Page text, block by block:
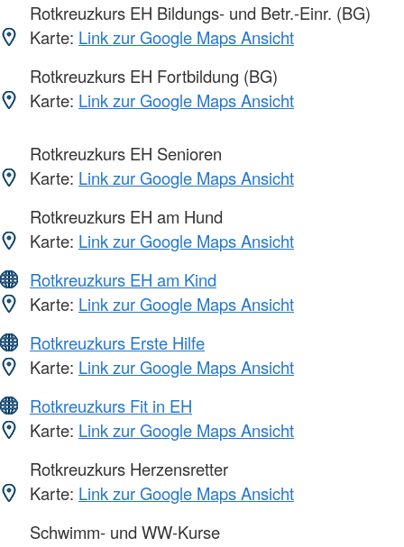
Rotkreuzkurs EH Bildungs- und Betr.-Einr. (BG)
Karte: Link zur Google Maps Ansicht
Rotkreuzkurs EH Fortbildung (BG)
Karte: Link zur Google Maps Ansicht
Rotkreuzkurs EH Senioren
Karte: Link zur Google Maps Ansicht
Rotkreuzkurs EH am Hund
Karte: Link zur Google Maps Ansicht
Rotkreuzkurs EH am Kind
Karte: Link zur Google Maps Ansicht
Rotkreuzkurs Erste Hilfe
Karte: Link zur Google Maps Ansicht
Rotkreuzkurs Fit in EH
Karte: Link zur Google Maps Ansicht
Rotkreuzkurs Herzensretter
Karte: Link zur Google Maps Ansicht
Schwimm- und WW-Kurse